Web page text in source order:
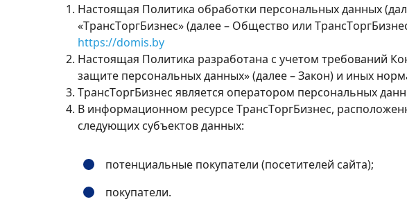
Настоящая Политика обработки персональных данных
«TрaнcТopгБизнec» (далее – Общество или
https://domis.by
Настоящая Политика разработана с учетом требований
защите персональных данных» (далее – Закон) и иных
TрaнcТopгБизнec является оператором персональных
В информационном ресурсе TрaнcТopгБизнec,
следующих субъектов данных:
потенциальные покупатели (посетителей сайта);
покупатели.